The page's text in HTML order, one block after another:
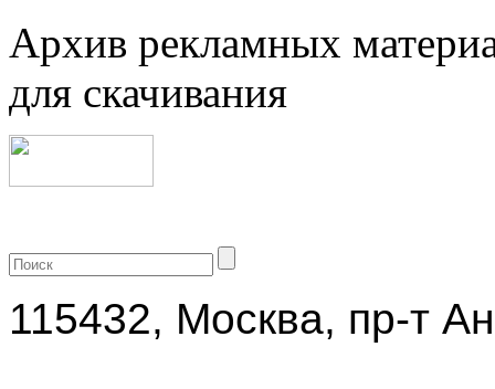
Архив рекламных
для скачивания
115432, Москва, пр-т